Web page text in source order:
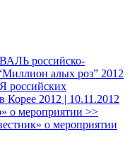
российско-
алых роз” 2012
Корее 2012 | 10.11.2012
о мероприятии >>
о мероприятии